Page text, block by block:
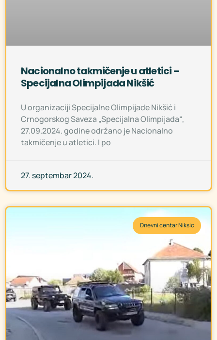
Nacionalno takmičenje u atletici –
Specijalna Olimpijada Nikšić
U organizaciji Specijalne Olimpijade Nikšić i
Crnogorskog Saveza „Specijalna Olimpijada“,
27.09.2024. godine održano je Nacionalno
takmičenje u atletici. I po
27. septembar 2024.
Dnevni centar Niksic